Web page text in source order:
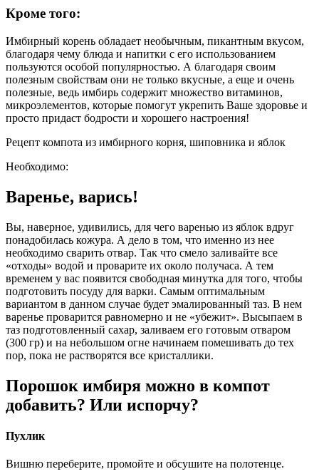
Кроме того:
Имбирный корень обладает необычным, пикантным вкусом,
благодаря чему блюда и напитки с его использованием
пользуются особой популярностью. А благодаря своим
полезным свойствам они не только вкусные, а еще и очень
полезные, ведь имбирь содержит множество витаминов,
микроэлементов, которые помогут укрепить Ваше здоровье и
просто придаст бодрости и хорошего настроения!
Рецепт компота из имбирного корня, шиповника и яблок
Необходимо:
Варенье, варись!
Вы, наверное, удивились, для чего варенью из яблок вдруг
понадобилась кожура. А дело в том, что именно из нее
необходимо сварить отвар. Так что смело заливайте все
«отходы» водой и проварите их около получаса. А тем
временем у вас появится свободная минутка для того, чтобы
подготовить посуду для варки. Самым оптимальным
вариантом в данном случае будет эмалированный таз. В нем
варенье проварится равномерно и не «убежит». Высыпаем в
таз подготовленный сахар, заливаем его готовым отваром
(300 гр) и на небольшом огне начинаем помешивать до тех
пор, пока не растворятся все кристаллики.
Порошок имбиря можно в компот
добавить? Или испорчу?
Пухлик
​Вишню переберите, промойте и обсушите на полотенце.​